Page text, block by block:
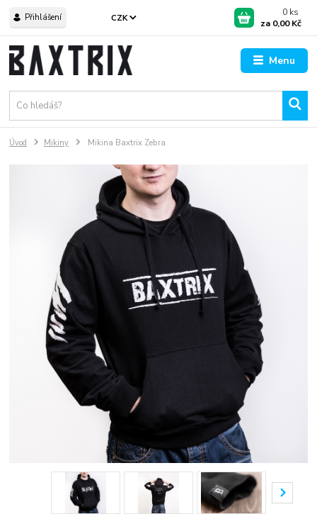
Menu
CZK
Přihlášení 0 ks
za 0,00 Kč
Úvod Mikiny Mikina Baxtrix Zebra